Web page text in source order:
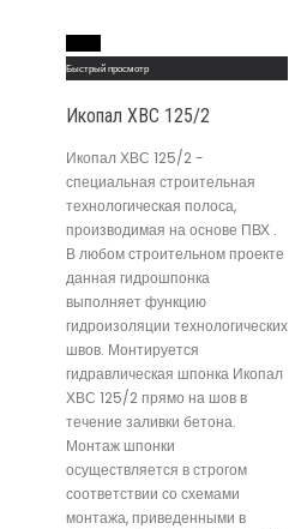
Быстрый просмотр
Икопал ХВС 125/2
Икопал ХВС 125/2 -
специальная строительная
технологическая полоса,
производимая на основе ПВХ .
В любом строительном проекте
данная гидрошпонка
выполняет функцию
гидроизоляции технологических
швов. Монтируется
гидравлическая шпонка Икопал
ХВС 125/2 прямо на шов в
течение заливки бетона.
Монтаж шпонки
осуществляется в строгом
соответствии со схемами
монтажа, приведенными в